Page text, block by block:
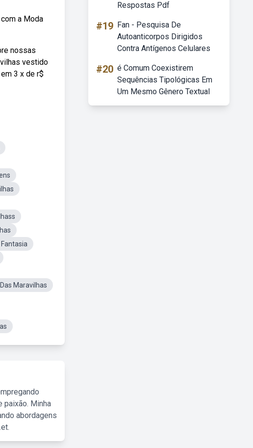
a Moda
nossas
vestido
3 x de r$
Maravilhas
paixão. Minha
abordagens
Respostas Pdf
#19 Fan - Pesquisa De
Autoanticorpos Dirigidos
Contra Antígenos Celulares
#20 é Comum Coexistirem
Sequências Tipológicas Em
Um Mesmo Gênero Textual